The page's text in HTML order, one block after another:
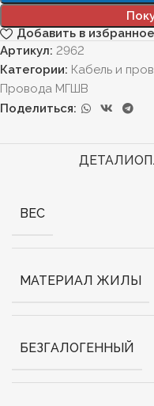
Добавить в избранное
Артикул: 2962
Категории: Кабель и
Провода МГШВ
Поделиться:
ДЕТАЛИ
ВЕС
МАТЕРИАЛ ЖИЛЫ
БЕЗГАЛОГЕННЫЙ